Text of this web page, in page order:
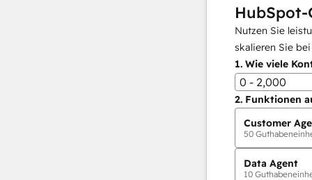
HubSpot-
Nutzen Sie
skalieren Sie
1. Wie viele
0 - 2,000
2. Funktionen
Customer
50
Data Agent
10